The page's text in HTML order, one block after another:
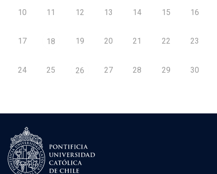
10 11 12 13 14 15 16
17 18 19 20 21 22 23
24 25 26 27 28 29 30